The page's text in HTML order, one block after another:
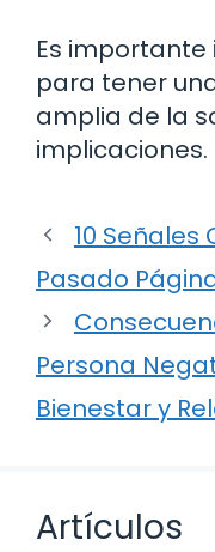
Es
para tener
amplia de la
implicaciones.
10 Señales
Pasado
Persona
Bienestar y
Artículos